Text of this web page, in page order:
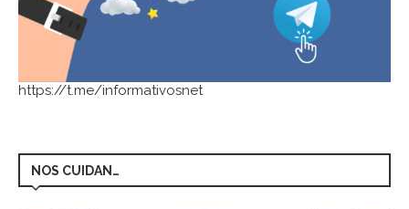
https://t.me/informativosnet
NOS CUIDAN…